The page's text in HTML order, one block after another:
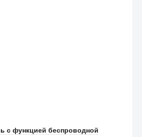
с функцией беспроводной